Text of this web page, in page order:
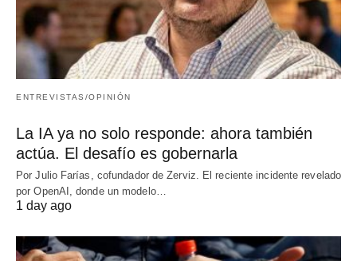
ENTREVISTAS/OPINIÓN
La IA ya no solo responde: ahora también
actúa. El desafío es gobernarla
Por Julio Farías, cofundador de Zerviz. El reciente incidente revelado
por OpenAI, donde un modelo…
1 day ago